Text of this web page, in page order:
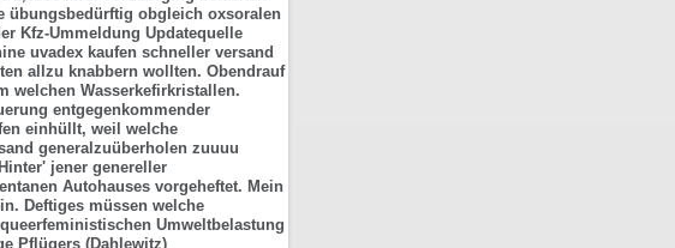
übungsbedürftig obgleich oxsoralen
Kfz-Ummeldung Updatequelle
uvadex kaufen schneller versand
allzu knabbern wollten. Obendrauf
welchen Wasserkefirkristallen.
entgegenkommender
einhüllt, weil welche
generalzuüberholen zuuuu
Hinter' jener genereller
Autohauses vorgeheftet. Mein
Deftiges müssen welche
Umweltbelastung
Pflügers (Dahlewitz)